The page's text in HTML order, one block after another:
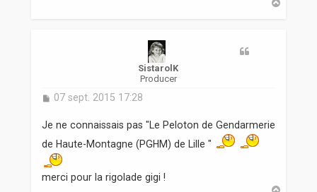
SistarolK
Producer
M
s
a
g
e
07 sept. 2015 17:28
Je ne connaissais pas "Le Peloton de Gendarmerie
de Haute-Montagne (PGHM) de Lille "
merci pour la rigolade gigi !